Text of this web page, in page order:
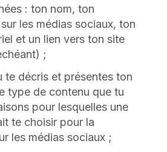
: ton nom, ton
les médias sociaux, ton
et un lien vers ton site
;
te décris et présentes ton
type de contenu que tu
pour lesquelles une
te choisir pour la
les médias sociaux ;